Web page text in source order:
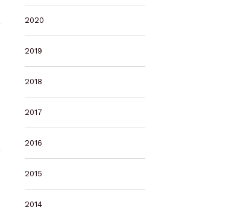
2020
2019
2018
2017
2016
2015
2014